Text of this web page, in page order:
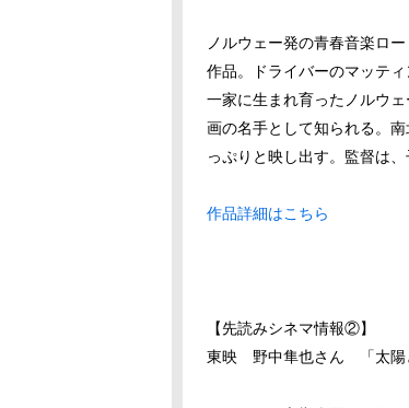
ノルウェー発の青春音楽ロ
作品。ドライバーのマッテ
一家に生まれ育ったノルウ
画の名手として知られる。
っぷりと映し出す。監督は
作品詳細はこちら
【先読みシネマ情報②】
東映 野中隼也さん 「太陽